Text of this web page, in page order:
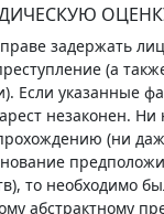
задержать
(а
Если указанные
незаконен.
(ни
то
абстрактному